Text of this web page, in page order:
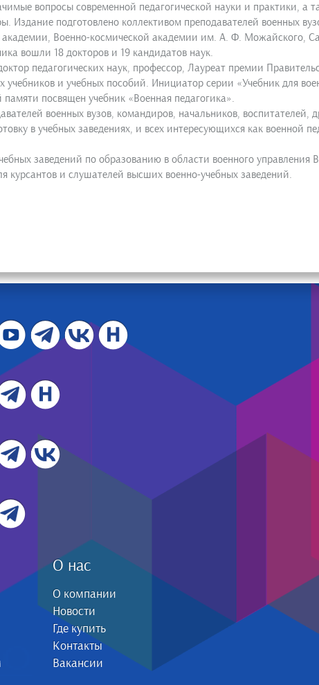
вопросы современной педагогической науки и практики, а
подготовлено коллективом преподавателей военных
Военно-космической академии им. А. Ф. Можайского,
вошли 18 докторов и 19 кандидатов наук.
педагогических наук, профессор, Лауреат премии
учебников и учебных пособий. Инициатор серии «Учебник для
посвящен учебник «Военная педагогика».
военных вузов, командиров, начальников,
в учебных заведениях, и всех интересующихся как военной
заведений по образованию в области военного
курсантов и слушателей высших военно-учебных заведений.
О нас
О компании
Новости
Где купить
Контакты
Вакансии